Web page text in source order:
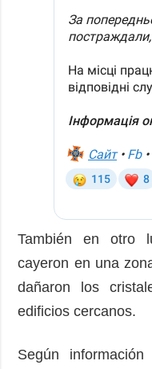
También en otro
cayeron en una
dañaron los
edificios cercanos.
Según